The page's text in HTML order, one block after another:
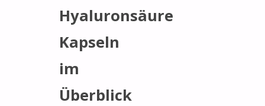
Hyaluronsäure
Kapseln
im
Überblick